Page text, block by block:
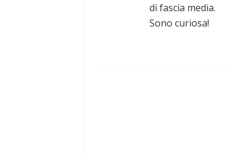
di fascia media.
Sono curiosa!